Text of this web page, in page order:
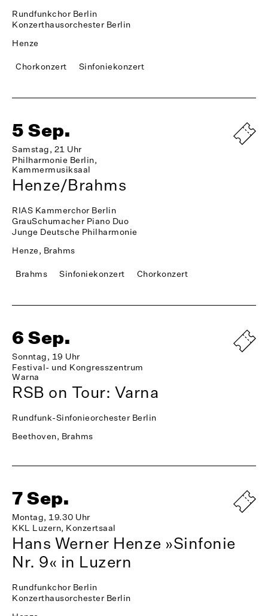
Rundfunkchor Berlin
Konzerthausorchester Berlin
Henze
Chorkonzert Sinfoniekonzert
5 Sep.
Samstag, 21 Uhr
Philharmonie Berlin,
Kammermusiksaal
Henze/Brahms
RIAS Kammerchor Berlin
GrauSchumacher Piano Duo
Junge Deutsche Philharmonie
Henze, Brahms
Brahms Sinfoniekonzert Chorkonzert
6 Sep.
Sonntag, 19 Uhr
Festival- und Kongresszentrum
Warna
RSB on Tour: Varna
Rundfunk-Sinfonieorchester Berlin
Beethoven, Brahms
7 Sep.
Montag, 19.30 Uhr
KKL Luzern, Konzertsaal
Hans Werner Henze »Sinfonie
Nr. 9« in Luzern
Rundfunkchor Berlin
Konzerthausorchester Berlin